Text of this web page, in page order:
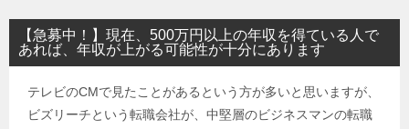
【急募中！】現在、500万円以上の年収を得ている人で
あれば、年収が上がる可能性が十分にあります
テレビのCMで見たことがあるという方が多いと思いますが、
ビズリーチという転職会社が、中堅層のビジネスマンの転職